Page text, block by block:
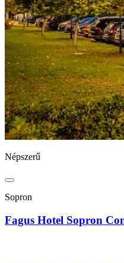
Népszerű
Sopron
Fagus Hotel Sopron